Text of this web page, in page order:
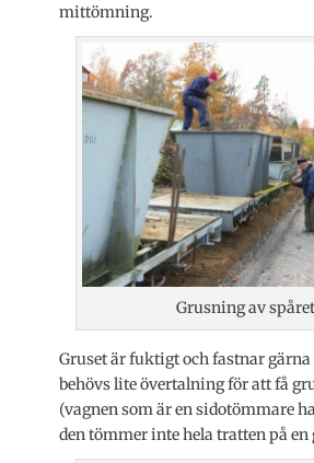
mittömning.
Grusning av spåret
Gruset är fuktigt och fastnar gärna
behövs lite övertalning för att få
(vagnen som är en sidotömmare
den tömmer inte hela tratten på en